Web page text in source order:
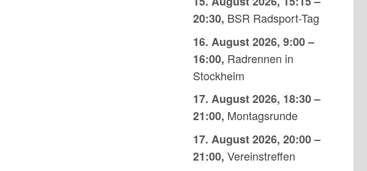
20:30, BSR Radsport-Tag
16. August 2026, 9:00–
16:00, Radrennen in
Stockheim
17. August 2026, 18:30–
21:00, Montagsrunde
17. August 2026, 20:00–
21:00, Vereinstreffen